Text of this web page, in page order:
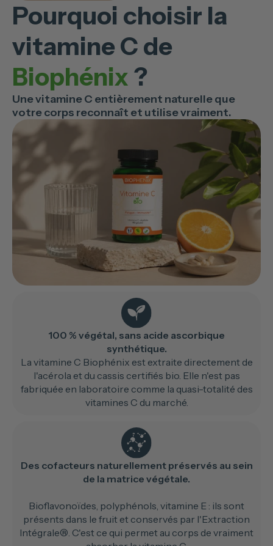
Pourquoi choisir la
vitamine C de
Biophénix ?
Une vitamine C entièrement naturelle que
votre corps reconnaît et utilise vraiment.
100 % végétal, sans acide ascorbique
synthétique.
La vitamine C Biophénix est extraite directement de
l'acérola et du cassis certifiés bio. Elle n'est pas
fabriquée en laboratoire comme la quasi-totalité des
vitamines C du marché.
Des cofacteurs naturellement préservés au sein
de la matrice végétale.
Bioflavonoïdes, polyphénols, vitamine E : ils sont
présents dans le fruit et conservés par l'Extraction
Intégrale®. C'est ce qui permet au corps de vraiment